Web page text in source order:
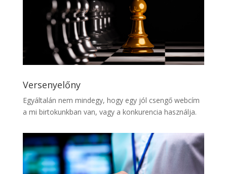
Versenyelőny
Egyáltalán nem mindegy, hogy egy jól csengő webcím
a mi birtokunkban van, vagy a konkurencia használja.